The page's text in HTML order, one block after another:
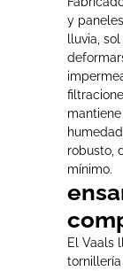
y
lluvia,
robusto,
mínimo.
El Vaals